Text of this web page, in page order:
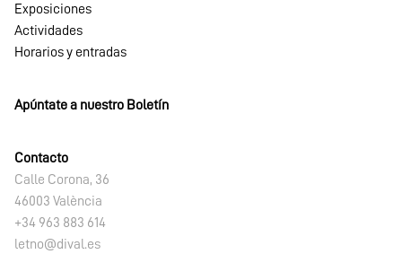
Exposiciones
Actividades
Horarios y entradas
Apúntate a nuestro Boletín
Contacto
Calle Corona, 36
46003 València
+34 963 883 614
letno@dival.es